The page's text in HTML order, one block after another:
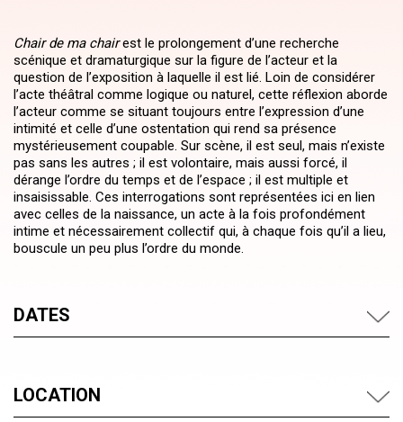
Chair de ma chairest le prolongement d’une recherche
scénique et dramaturgique sur la figure de l’acteur et la
question de l’exposition à laquelle il est lié. Loin de considérer
l’acte théâtral comme logique ou naturel, cette réflexion aborde
l’acteur comme se situant toujours entre l’expression d’une
intimité et celle d’une ostentation qui rend sa présence
mystérieusement coupable. Sur scène, il est seul, mais n’existe
pas sans les autres ; il est volontaire, mais aussi forcé, il
dérange l’ordre du temps et de l’espace ; il est multiple et
insaisissable. Ces interrogations sont représentées ici en lien
avec celles de la naissance, un acte à la fois profondément
intime et nécessairement collectif qui, à chaque fois qu’il a lieu,
bouscule un peu plus l’ordre du monde.
DATES
LOCATION